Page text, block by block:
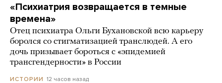
«Психиатрия возвращается в темные
времена»
Отец психиатра Ольги Бухановской всю карьеру
боролся со стигматизацией транслюдей. А его
дочь призывает бороться с «эпидемией
трансгендерности» в России
ИСТОРИИ 12 часов назад